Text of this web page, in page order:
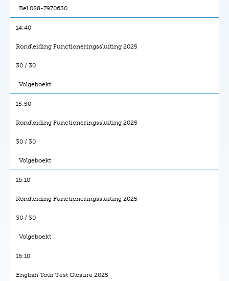
Bel 088-7970630
14:40
Rondleiding Functioneringssluiting 2025
30 / 30
Volgeboekt
15:50
Rondleiding Functioneringssluiting 2025
30 / 30
Volgeboekt
16:10
Rondleiding Functioneringssluiting 2025
30 / 30
Volgeboekt
16:10
English Tour Test Closure 2025